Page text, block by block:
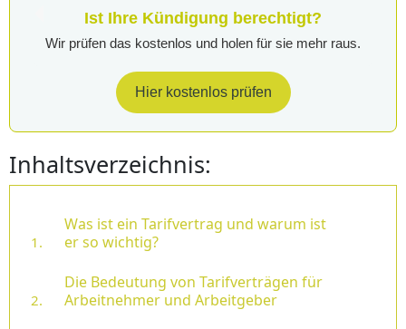
Ist Ihre Kündigung berechtigt?
Wir prüfen das kostenlos und holen für sie mehr raus.
Hier kostenlos prüfen
Inhaltsverzeichnis:
Was ist ein Tarifvertrag und warum ist
er so wichtig?
Die Bedeutung von Tarifverträgen für
Arbeitnehmer und Arbeitgeber